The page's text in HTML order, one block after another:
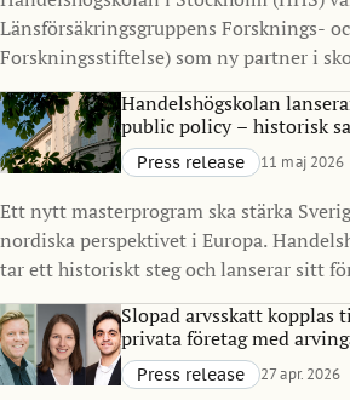
Länsförsäkringsgruppens Forsknings-
Forskningsstiftelse) som ny partner i
Partnership Program. Samarbetet
kopplingen mellan akademi och
på finans, resiliens och samhällelig
av ökad komplexitet.
Handelshögskolan
public policy – historisk
Press release 11 maj 2026
Ett nytt masterprogram ska stärka
nordiska perspektivet i Europa.
tar ett historiskt steg och lanserar sitt
inriktat på offentlig sektor och policy.
(MPP), med start 2027, ska utbilda
beslutsfattare för att möta komplexa
Sverige och internationellt.
Slopad arvsskatt
privata företag med
Press release 27 apr. 2026